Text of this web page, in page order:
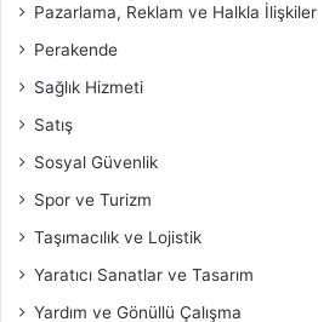
Pazarlama, Reklam ve Halkla İlişkiler
Perakende
Sağlık Hizmeti
Satış
Sosyal Güvenlik
Spor ve Turizm
Taşımacılık ve Lojistik
Yaratıcı Sanatlar ve Tasarım
Yardım ve Gönüllü Çalışma